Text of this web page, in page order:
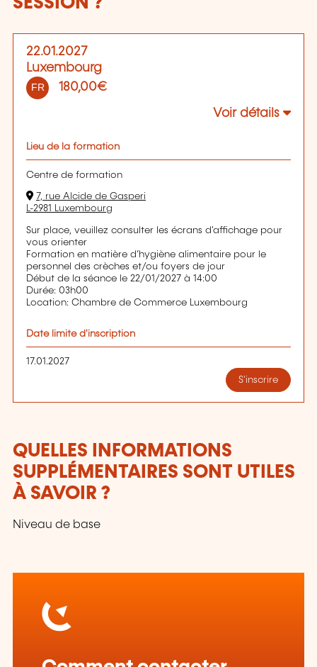
22.01.2027
Luxembourg
FR 180,00€
Voir détails
Lieu de la formation
Centre de formation
7, rue Alcide de Gasperi
L-2981 Luxembourg
Sur place, veuillez consulter les écrans d'affichage pour
vous orienter
Formation en matière d’hygiène alimentaire pour le
personnel des crèches et/ou foyers de jour
Début de la séance le 22/01/2027 à 14:00
Durée: 03h00
Location: Chambre de Commerce Luxembourg
Date limite d'inscription
17.01.2027
S'inscrire
QUELLES INFORMATIONS
SUPPLÉMENTAIRES SONT UTILES
À SAVOIR ?
Niveau de base